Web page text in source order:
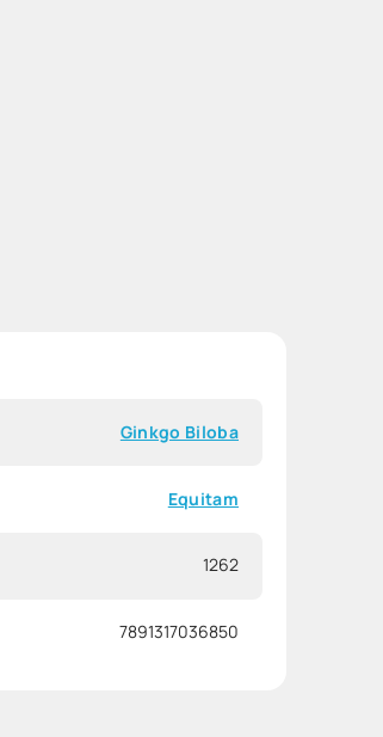
Ginkgo Biloba
Equitam
1262
7891317036850